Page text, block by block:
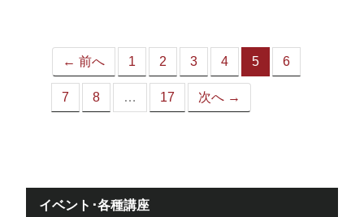
← 前へ 1 2 3 4 5
（こ
6
7 8 … 17 次へ →
イベント･各種講座